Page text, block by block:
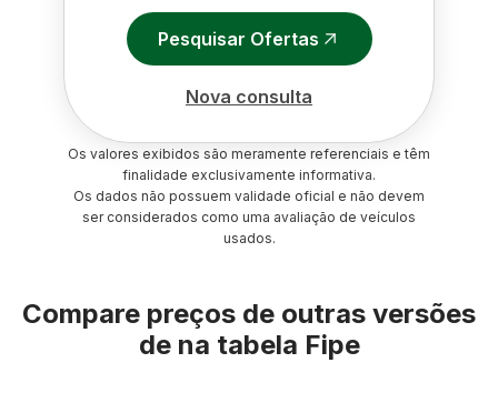
Pesquisar Ofertas
Nova consulta
Os valores exibidos são meramente referenciais e têm
finalidade exclusivamente informativa.
Os dados não possuem validade oficial e não devem
ser considerados como uma avaliação de veículos
usados.
Compare preços de outras versões
de na tabela Fipe